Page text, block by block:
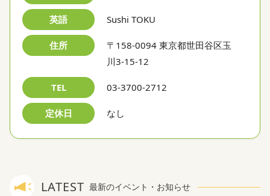
英語 Sushi TOKU
住所
〒158-0094 東京都世田谷区玉
川3-15-12
TEL 03-3700-2712
定休日 なし
LATEST 最新のイベント・お知らせ